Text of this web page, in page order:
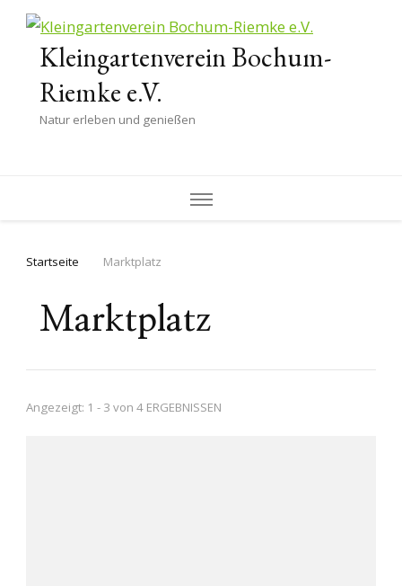
Kleingartenverein Bochum-
Riemke e.V.
Natur erleben und genießen
Startseite Marktplatz
Marktplatz
Angezeigt: 1 - 3 von 4 ERGEBNISSEN